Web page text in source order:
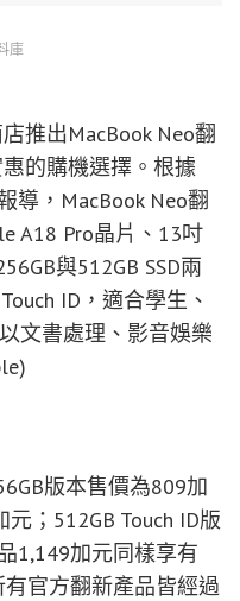
庫
推出MacBook Neo翻
的購機選擇。根據
導，MacBook Neo翻
A18 Pro晶片、13吋
與512GB SSD兩
ID，適合學生、
文書處理、影音娛樂
版本售價為809加
；512GB Touch ID版
1,149加元同樣享有
官方翻新產品皆經過